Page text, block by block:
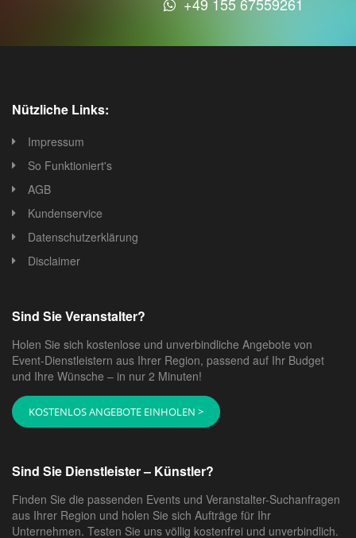
Nützliche Links:
Impressum
So Funktioniert's
AGB
Kundenservice
Datenschutzerklärung
Disclaimer
Sind Sie Veranstalter?
Holen Sie sich kostenlose und unverbindliche Angebote von
Event-Dienstleistern aus Ihrer Region, passend auf Ihr Budget
und Ihre Wünsche – in nur 2 Minuten!
KOSTENLOS ANGEBOTE EINHOLEN >
Sind Sie Dienstleister – Künstler?
Finden Sie die passenden Events und Veranstalter-Suchanfragen
aus Ihrer Region und holen Sie sich Aufträge für Ihr
Unternehmen. Testen Sie uns völlig kostenfrei und unverbindlich.